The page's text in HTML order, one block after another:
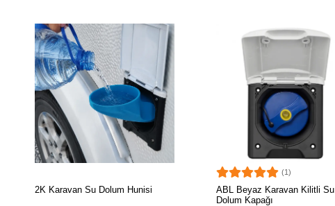
2K Karavan Su Dolum Hunisi
(1)
ABL Beyaz Karavan Kilitli Su
Dolum Kapağı